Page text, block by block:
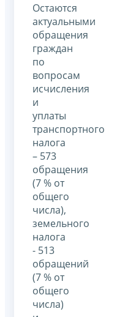
Остаются
актуальными
обращения
граждан
по
вопросам
исчисления
и
уплаты
транспортного
налога
– 573
обращения
(7 % от
общего
числа),
земельного
налога
- 513
обращений
(7 % от
общего
числа)